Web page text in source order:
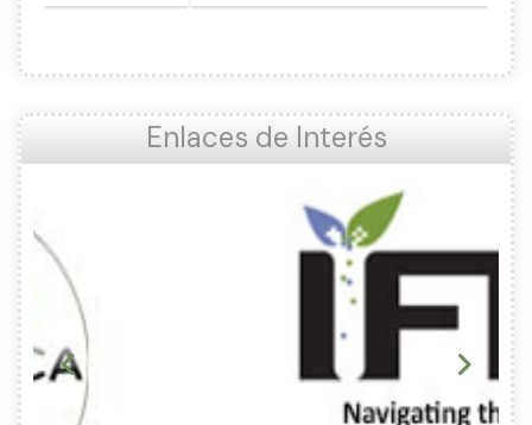
Enlaces de Interés